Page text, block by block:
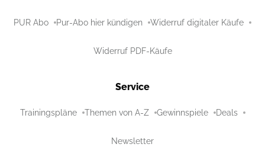
PUR Abo Pur-Abo hier kündigen Widerruf digitaler Käufe
Widerruf PDF-Käufe
Service
Trainingspläne Themen von A-Z Gewinnspiele Deals
Newsletter